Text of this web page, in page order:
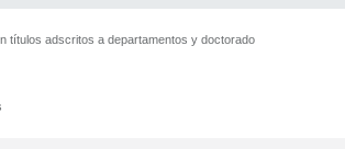
títulos adscritos a departamentos y doctorado